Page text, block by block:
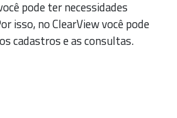
pode ter necessidades
isso, no ClearView você pode
cadastros e as consultas.